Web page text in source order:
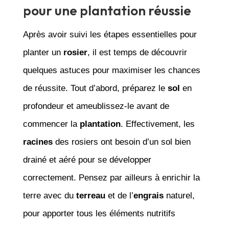
pour une plantation réussie
Après avoir suivi les étapes essentielles pour
planter un rosier, il est temps de découvrir
quelques astuces pour maximiser les chances
de réussite. Tout d’abord, préparez le sol en
profondeur et ameublissez-le avant de
commencer la plantation. Effectivement, les
racinesdes rosiers ont besoin d’un sol bien
drainé et aéré pour se développer
correctement. Pensez par ailleurs à enrichir la
terre avec du terreauet de l’engraisnaturel,
pour apporter tous les éléments nutritifs